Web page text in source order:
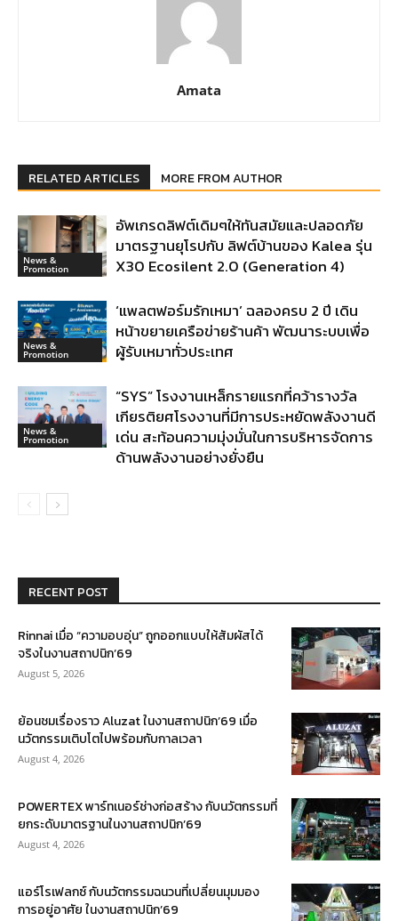
Amata
RELATED ARTICLES MORE FROM AUTHOR
News &
Promotion
อัพเกรดลิฟต์เดิมๆให้ทันสมัยและปลอดภัย
มาตรฐานยุโรปกับ ลิฟต์บ้านของ Kalea รุ่น
X30 Ecosilent 2.0 (Generation 4)
News &
Promotion
‘แพลตฟอร์มรักเหมา’ ฉลองครบ 2 ปี เดิน
หน้าขยายเครือข่ายร้านค้า พัฒนาระบบเพื่อ
ผู้รับเหมาทั่วประเทศ
News &
Promotion
“SYS” โรงงานเหล็กรายแรกที่คว้ารางวัล
เกียรติยศโรงงานที่มีการประหยัดพลังงานดี
เด่น สะท้อนความมุ่งมั่นในการบริหารจัดการ
ด้านพลังงานอย่างยั่งยืน
RECENT POST
Rinnai เมื่อ “ความอบอุ่น” ถูกออกแบบให้สัมผัสได้
จริงในงานสถาปนิก’69
August 5, 2026
ย้อนชมเรื่องราว Aluzat ในงานสถาปนิก’69 เมื่อ
นวัตกรรมเติบโตไปพร้อมกับกาลเวลา
August 4, 2026
POWERTEX พาร์ทเนอร์ช่างก่อสร้าง กับนวัตกรรมที่
ยกระดับมาตรฐานในงานสถาปนิก’69
August 4, 2026
แอร์โรเฟลกซ์ กับนวัตกรรมฉนวนที่เปลี่ยนมุมมอง
การอยู่อาศัย ในงานสถาปนิก’69